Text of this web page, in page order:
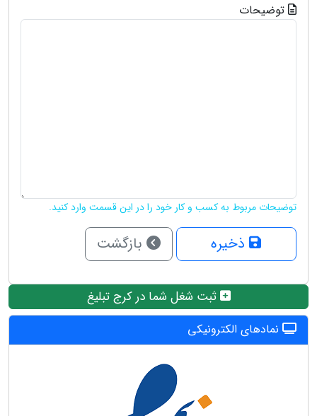
توضیحات
توضیحات مربوط به کسب و کار خود را در این قسمت وارد کنید.
ذخیره بازگشت
ثبت شغل شما در کرج تبلیغ
نمادهای الکترونیکی